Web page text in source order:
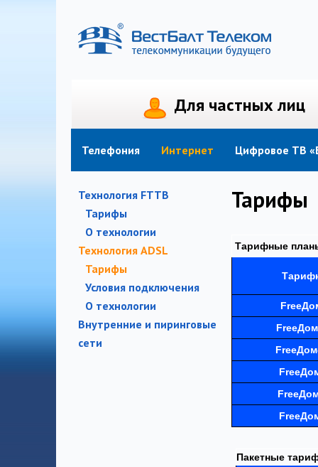
Для частных лиц
Телефония Интернет Цифровое ТВ
Интернет
Технология FTTB
Тарифы
О технологии
Технология ADSL
Тарифы
Условия подключения
О технологии
Внутренние и пиринговые
сети
Тарифы
Тарифные
Пакетные